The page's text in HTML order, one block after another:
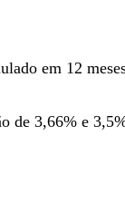
em 12
de 3,66% e